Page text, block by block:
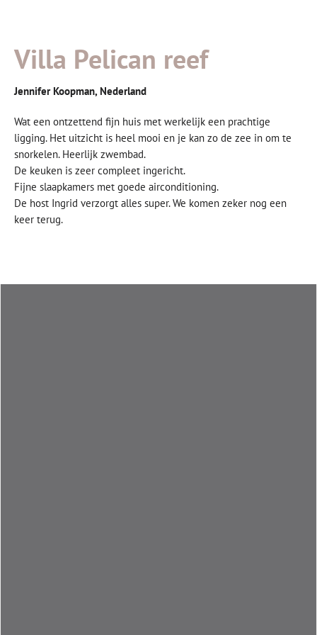
Villa Pelican reef
Jennifer Koopman, Nederland
Wat een ontzettend fijn huis met werkelijk een prachtige
ligging. Het uitzicht is heel mooi en je kan zo de zee in om te
snorkelen. Heerlijk zwembad.
De keuken is zeer compleet ingericht.
Fijne slaapkamers met goede airconditioning.
De host Ingrid verzorgt alles super. We komen zeker nog een
keer terug.